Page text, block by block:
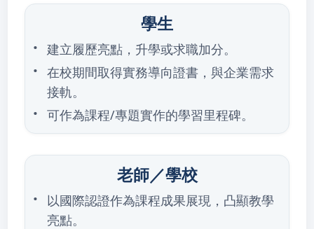
學生
建立履歷亮點，升學或求職加分。
在校期間取得實務導向證書，與企業需求
接軌。
可作為課程/專題實作的學習里程碑。
老師／學校
以國際認證作為課程成果展現，凸顯教學
亮點。